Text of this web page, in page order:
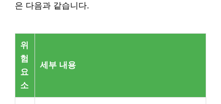
은 다음과 같습니다.
위
험
요
소
세부 내용